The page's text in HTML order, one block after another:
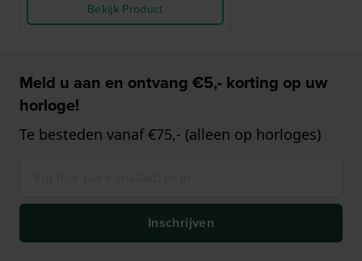
Bekijk Product
Meld u aan en ontvang €5,- korting op uw
horloge!
Te besteden vanaf €75,- (alleen op horloges)
Inschrijven